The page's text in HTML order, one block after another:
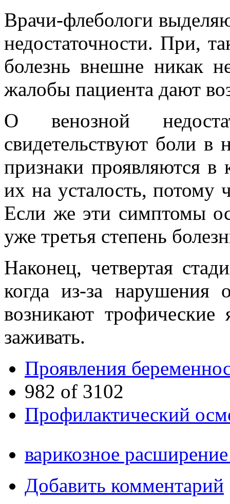
Врачи-флебологи
недостаточности. При,
болезнь внешне никак
жалобы пациента дают
О венозной
свидетельствуют боли
признаки проявляются
их на усталость, потому
Если же эти симптомы
уже третья степень
Наконец, четвертая
когда из-за нарушения
возникают
заживать.
Проявления
982 of 3102
Профилактический
варикозное
Добавить комментарий